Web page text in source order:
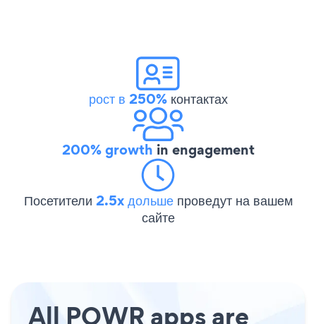
рост в 250%контактах
200% growth in engagement
Посетители 2.5x дольше проведут на вашем
сайте
All POWR apps are